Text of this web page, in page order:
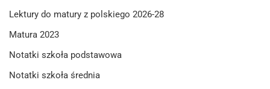
Lektury do matury z polskiego 2026-28
Matura 2023
Notatki szkoła podstawowa
Notatki szkoła średnia